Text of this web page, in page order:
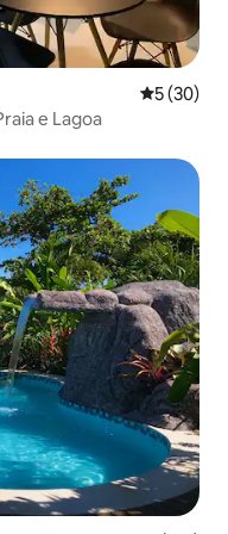
5 de uma
5 (30)
e Lagoa